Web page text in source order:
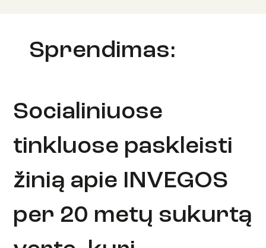
Sprendimas:
Socialiniuose
tinkluose paskleisti
žinią apie INVEGOS
per 20 metų sukurtą